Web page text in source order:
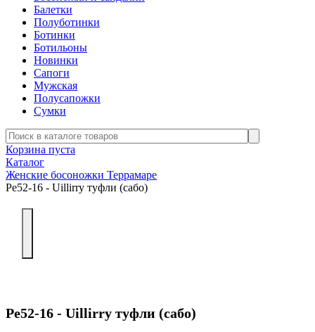
Балетки
Полуботинки
Ботинки
Ботильоны
Новинки
Сапоги
Мужская
Полусапожки
Сумки
Корзина пуста
Каталог
Женские босоножки Террамаре
Ре52-16 - Uillirry туфли (сабо)
Ре52-16 - Uillirry туфли (сабо)